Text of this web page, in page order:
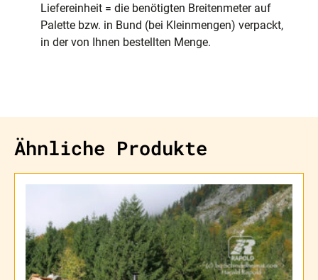
Liefereinheit = die benötigten Breitenmeter auf
Palette bzw. in Bund (bei Kleinmengen) verpackt,
in der von Ihnen bestellten Menge.
Ähnliche Produkte